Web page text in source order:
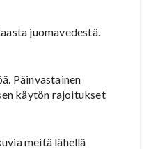
juomavedestä.
Päinvastainen
käytön rajoitukset
meitä lähellä